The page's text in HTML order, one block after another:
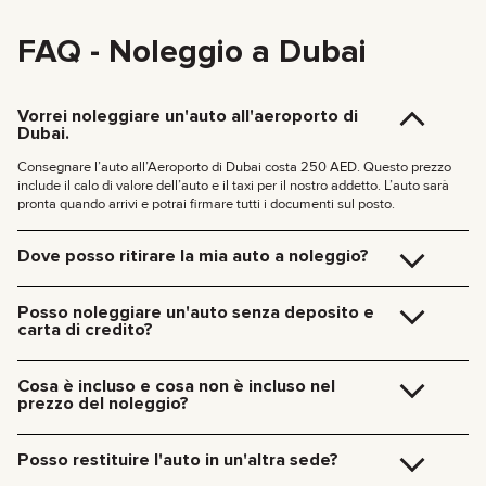
FAQ - Noleggio a Dubai
Vorrei noleggiare un'auto all'aeroporto di
Dubai.
Consegnare l’auto all’Aeroporto di Dubai costa 250 AED. Questo prezzo
include il calo di valore dell’auto e il taxi per il nostro addetto. L’auto sarà
pronta quando arrivi e potrai firmare tutti i documenti sul posto.
Dove posso ritirare la mia auto a noleggio?
tuo hotel o all’Aeroporto di Dubai. Ci occuperemo di tutto sul posto,
documenti inclusi.
235 AED (+5% IVA) per la consegna notturna (21:00 – 09:00)
La consegna negli altri Emirati è disponibile su richiesta.
Posso noleggiare un'auto senza deposito e
carta di credito?
criptovalute.
Cosa è incluso e cosa non è incluso nel
prezzo del noleggio?
Costi aggiuntivi includono: carburante, pedaggi, multe, chilometraggio
Posso restituire l'auto in un'altra sede?